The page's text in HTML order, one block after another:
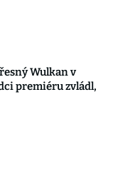
Wulkan v
premiéru zvládl,